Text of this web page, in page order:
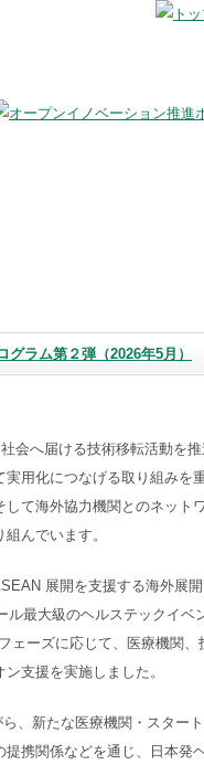
ラム第２弾（2026年5月）
会へ届ける技術移転活動を推
用化につなげる取り組みを
て海外協力機関とのネットワ
んでいます。
展開を支援する海外展開
ル最大級のヘルステックイベ
ェーズに応じて、医療機関、
支援を実施しました。
、新たな医療機関・スタート
携関係などを通じ、日本発